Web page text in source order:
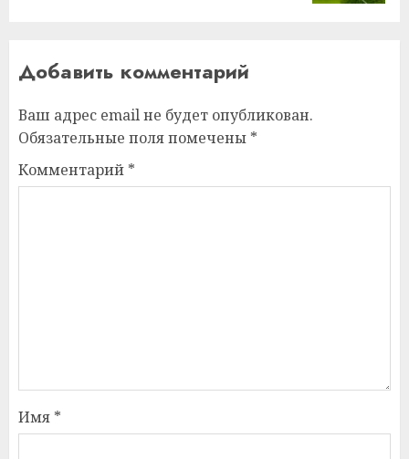
Добавить комментарий
Ваш адрес email не будет опубликован.
Обязательные поля помечены *
Комментарий *
Имя *